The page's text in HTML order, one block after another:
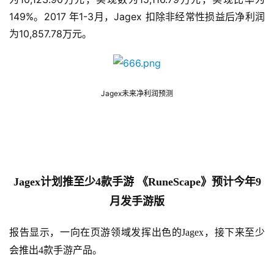
戏
2
奖
7
149%。2017 年1-3月，Jagex 扣除非经常性损益后净利润
为10,857.78万元。
Jagex未来净利润预测
Jagex计划推至少4款手游 《RuneScape》预计今年9
月发手游版
报告显示，一向在页游领域发挥出色的Jagex，接下来至少
会推出4款手游产品。